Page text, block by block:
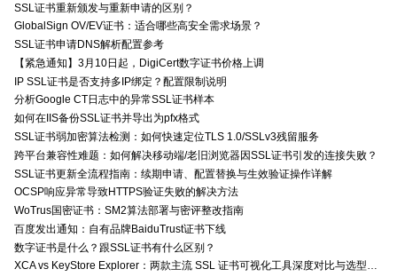
SSL证书重新颁发与重新申请的区别？
GlobalSign OV/EV证书：适合哪些高安全需求场景？
SSL证书申请DNS解析配置参考
【紧急通知】3月10日起，DigiCert数字证书价格上调
IP SSL证书是否支持多IP绑定？配置限制说明
分析Google CT日志中的异常SSL证书样本
如何在IIS备份SSL证书并导出为pfx格式
SSL证书弱加密算法检测：如何快速定位TLS 1.0/SSLv3残留服务
跨平台兼容性难题：如何解决移动端/老旧浏览器因SSL证书引发的连接失败？
SSL证书更新全流程指南：续期申请、配置替换与生效验证操作详解
OCSP响应异常导致HTTPS验证失败的解决方法
WoTrus国密证书：SM2算法部署与密评整改指南
百度发出通知：自有品牌BaiduTrust证书下线
数字证书是什么？跟SSL证书有什么区别？
XCA vs KeyStore Explorer：两款主流 SSL 证书可视化工具深度对比与选型指南